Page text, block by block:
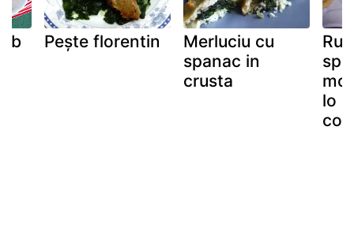
Pește florentin
Merluciu cu
spanac in
crusta
lo